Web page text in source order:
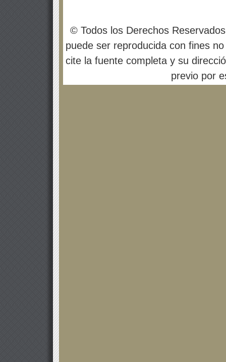
© Todos los Derechos
puede ser reproducida con fines
cite la fuente completa y su
previo por